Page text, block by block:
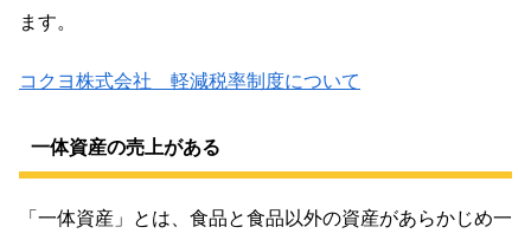
ます。
コクヨ株式会社 軽減税率制度について
一体資産の売上がある
「一体資産」とは、食品と食品以外の資産があらかじめ一